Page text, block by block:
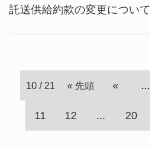
託送供給約款の変更について
10 / 21 « 先頭 « ...
11 12 ... 20